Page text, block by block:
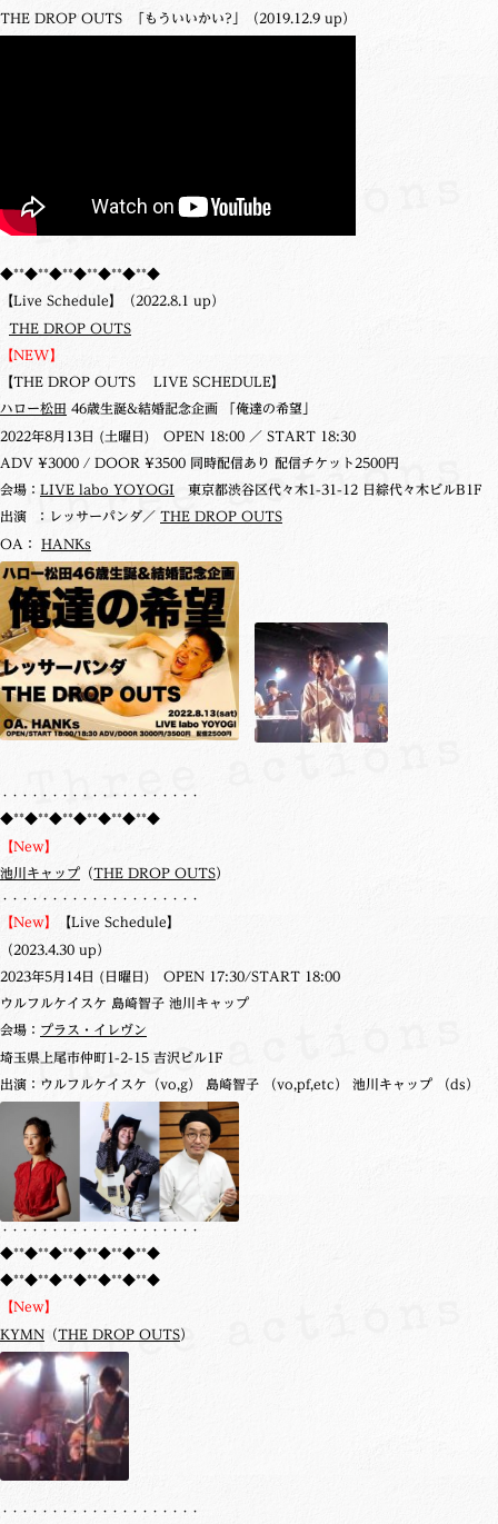
THE DROP OUTS 「もういいかい?」（2019.12.9 up）
◆**◆**◆**◆**◆**◆**◆
【Live Schedule】（2022.8.1 up）
THE DROP OUTS
【NEW】
【THE DROP OUTS LIVE SCHEDULE】
ハロー松田 46歳生誕&結婚記念企画 「俺達の希望」
2022年8月13日 (土曜日) OPEN 18:00 ／ START 18:30
ADV ¥3000 / DOOR ¥3500 同時配信あり 配信チケット2500円
会場： LIVE labo YOYOGI 東京都渋谷区代々木1-31-12 日綜代々木ビルB1F
出演 ：レッサーパンダ／ THE DROP OUTS
OA： HANKs
・・・・・・・・・・・・・・・・・・・・
◆**◆**◆**◆**◆**◆**◆
【New】
池川キャップ （THE DROP OUTS）
・・・・・・・・・・・・・・・・・・・・
【New】 【Live Schedule】
（2023.4.30 up）
2023年5月14日 (日曜日) OPEN 17:30/START 18:00
ウルフルケイスケ 島崎智子 池川キャップ
会場： プラス・イレヴン
埼玉県上尾市仲町1-2-15 吉沢ビル1F
出演：ウルフルケイスケ（vo,g） 島崎智子 （vo,pf,etc） 池川キャップ （ds）
・・・・・・・・・・・・・・・・・・・・
◆**◆**◆**◆**◆**◆**◆
◆**◆**◆**◆**◆**◆**◆
【New】
KYMN （THE DROP OUTS）
・・・・・・・・・・・・・・・・・・・・